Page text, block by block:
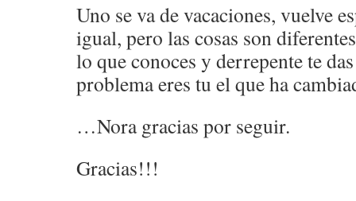
Uno se va de vacaciones, vuelve
igual, pero las cosas son
lo que conoces y derrepente te
problema eres tu el que ha
…Nora gracias por seguir.
Gracias!!!